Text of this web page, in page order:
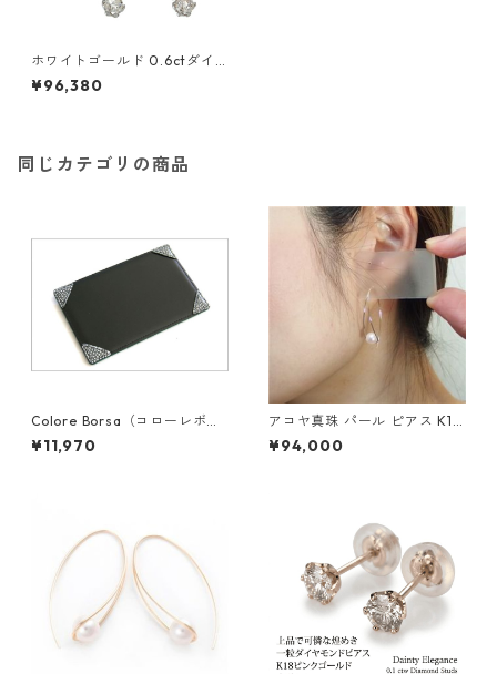
ホワイトゴールド 0.6ctダイ
ヤモンド3ストーンイヤリング
指輪 ジュエリー アクセサリー
¥96,380
同じカテゴリの商品
Colore Borsa（コローレボル
サ） メモパッド ブラック MG
-008
¥11,970
アコヤ真珠 パール ピアス K18
イエローゴールド ジプシー フ
ック ピアス 7mm 7ミリ珠 あ
¥94,000